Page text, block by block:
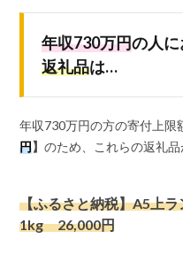
年収730万円の人
返礼品は…
年収730万円の方の寄付上限
円】のため、これらの返礼品
【ふるさと納税】A5上
1kg 26,000円